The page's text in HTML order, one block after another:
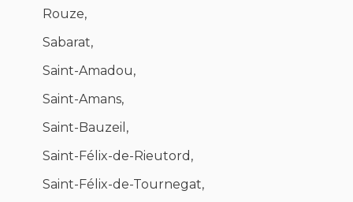
Rouze,
Sabarat,
Saint-Amadou,
Saint-Amans,
Saint-Bauzeil,
Saint-Félix-de-Rieutord,
Saint-Félix-de-Tournegat,